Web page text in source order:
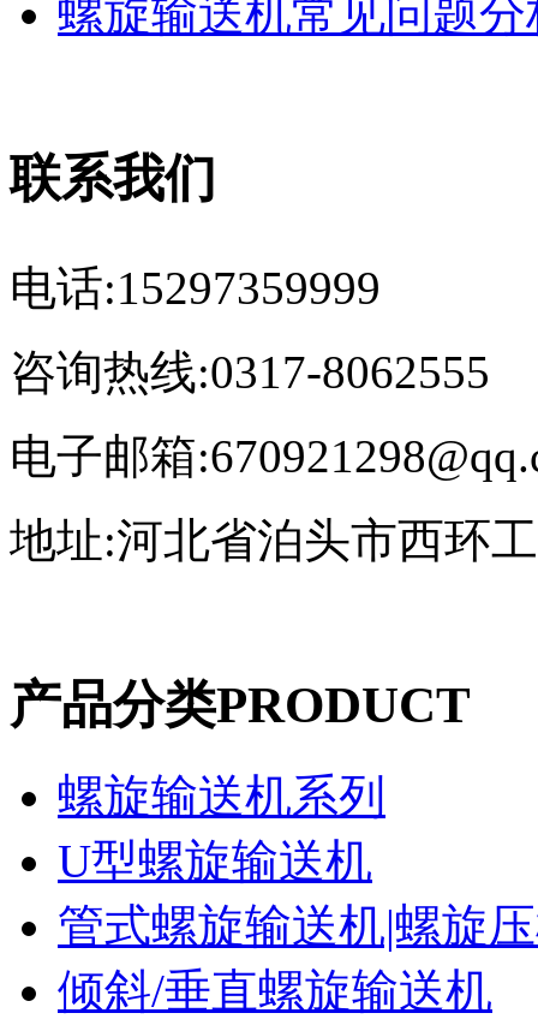
螺旋输送机常见问题
联系我们
电话:15297359999
咨询热线:0317-8062555
电子邮箱
地址:河北省泊头市西环
产品分类PRODUCT
螺旋输送机系列
U型螺旋输送机
管式螺旋输送机|螺旋
倾斜/垂直螺旋输送机